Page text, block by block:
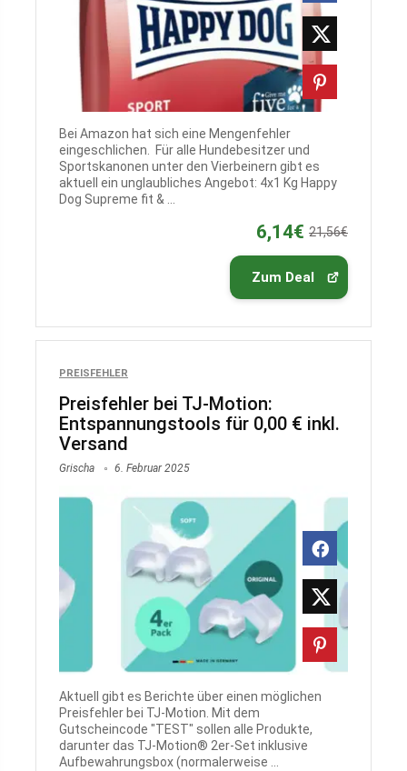
Bei Amazon hat sich eine Mengenfehler
eingeschlichen. Für alle Hundebesitzer und
Sportskanonen unter den Vierbeinern gibt es
aktuell ein unglaubliches Angebot: 4x1 Kg Happy
Dog Supreme fit & ...
6,14€ 21,56€
Zum Deal
PREISFEHLER
Preisfehler bei TJ-Motion:
Entspannungstools für 0,00 € inkl.
Versand
Grischa 6. Februar 2025
Aktuell gibt es Berichte über einen möglichen
Preisfehler bei TJ-Motion. Mit dem
Gutscheincode "TEST" sollen alle Produkte,
darunter das TJ-Motion® 2er-Set inklusive
Aufbewahrungsbox (normalerweise ...